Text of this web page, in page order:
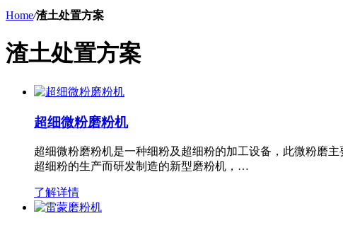
Home/渣土处置方案
渣土处置方案
超细微粉磨粉机
超细微粉磨粉机是一种细粉及超细粉的加工设备，此微粉磨
超细粉的生产而研发制造的新型磨粉机，…
了解详情